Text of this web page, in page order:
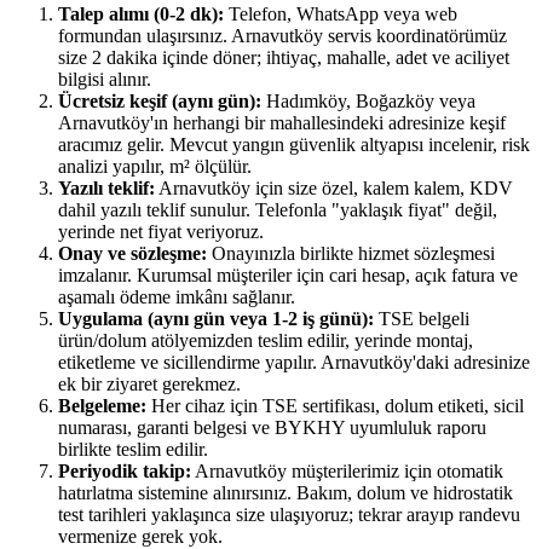
Talep alımı (0-2 dk): Telefon, WhatsApp veya web
formundan ulaşırsınız. Arnavutköy servis koordinatörümüz
size 2 dakika içinde döner; ihtiyaç, mahalle, adet ve aciliyet
bilgisi alınır.
Ücretsiz keşif (aynı gün): Hadımköy, Boğazköy veya
Arnavutköy'ın herhangi bir mahallesindeki adresinize keşif
aracımız gelir. Mevcut yangın güvenlik altyapısı incelenir, risk
analizi yapılır, m² ölçülür.
Yazılı teklif: Arnavutköy için size özel, kalem kalem, KDV
dahil yazılı teklif sunulur. Telefonla "yaklaşık fiyat" değil,
yerinde net fiyat veriyoruz.
Onay ve sözleşme: Onayınızla birlikte hizmet sözleşmesi
imzalanır. Kurumsal müşteriler için cari hesap, açık fatura ve
aşamalı ödeme imkânı sağlanır.
Uygulama (aynı gün veya 1-2 iş günü): TSE belgeli
ürün/dolum atölyemizden teslim edilir, yerinde montaj,
etiketleme ve sicillendirme yapılır. Arnavutköy'daki adresinize
ek bir ziyaret gerekmez.
Belgeleme: Her cihaz için TSE sertifikası, dolum etiketi, sicil
numarası, garanti belgesi ve BYKHY uyumluluk raporu
birlikte teslim edilir.
Periyodik takip: Arnavutköy müşterilerimiz için otomatik
hatırlatma sistemine alınırsınız. Bakım, dolum ve hidrostatik
test tarihleri yaklaşınca size ulaşıyoruz; tekrar arayıp randevu
vermenize gerek yok.